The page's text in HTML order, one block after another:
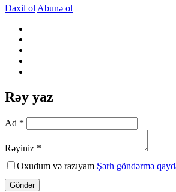
Daxil ol Abunə ol
Rəy yaz
Ad *
Rəyiniz *
Oxudum və razıyam Şərh göndərmə
Göndər